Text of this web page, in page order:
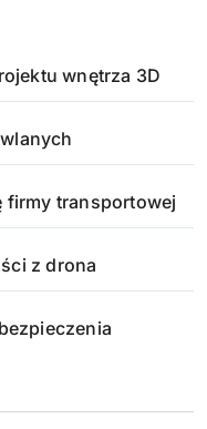
wnętrza 3D
firmy transportowej
z drona